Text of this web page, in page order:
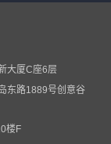
链博会...
大厦C座6层
东路1889号创意谷
楼F